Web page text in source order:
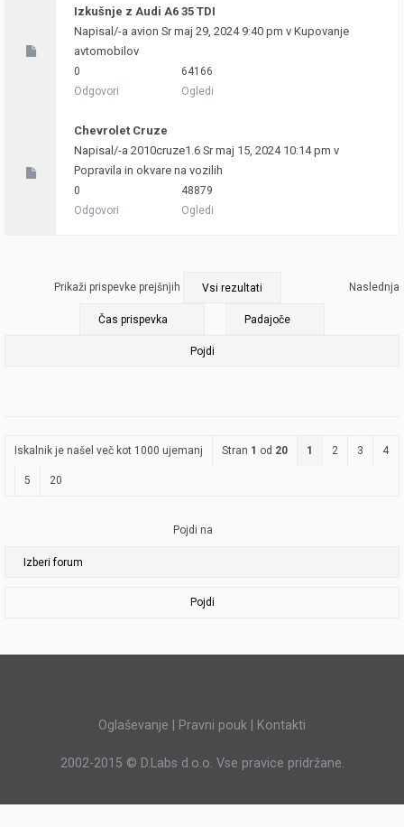
Izkušnje z Audi A6 35 TDI
Napisal/-a avion Sr maj 29, 2024 9:40 pm v Kupovanje
avtomobilov
0
Odgovori
64166
Ogledi
Chevrolet Cruze
Napisal/-a 2010cruze1.6 Sr maj 15, 2024 10:14 pm v
Popravila in okvare na vozilih
0
Odgovori
48879
Ogledi
Naslednja
Prikaži prispevke prejšnjih
Iskalnik je našel več kot 1000 ujemanj Stran 1 od 20 1 2 3 4
5 20
Pojdi na
Pojdi
Oglaševanje Pravni pouk Kontakti
2002-2015 © D.Labs d.o.o. Vse pravice pridržane.